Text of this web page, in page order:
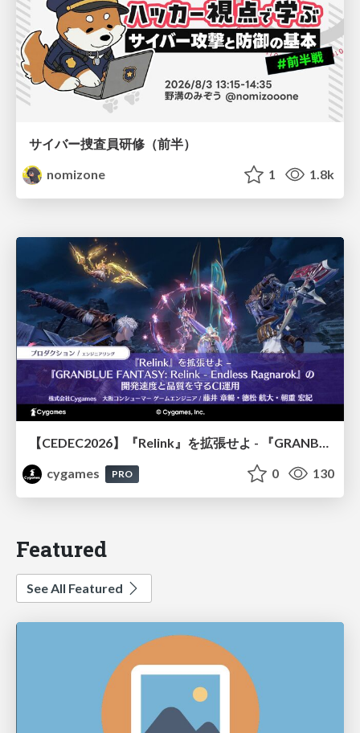
サイバー捜査員研修（前半）
nomizone
1 1.8k
【CEDEC2026】『Relink』を拡張せよ - 『GRANBLUE FANTASY: Relink - Endless Ragnarok』の開発速度と品質を守るCI運用
cygames
PRO 0 130
Featured
See All Featured